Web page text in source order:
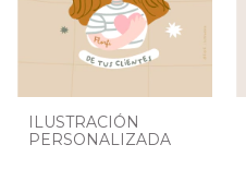
ILUSTRACIÓN
PERSONALIZADA